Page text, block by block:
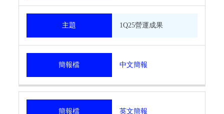
主題 1Q25營運成果
簡報檔 中文簡報
簡報檔 英文簡報